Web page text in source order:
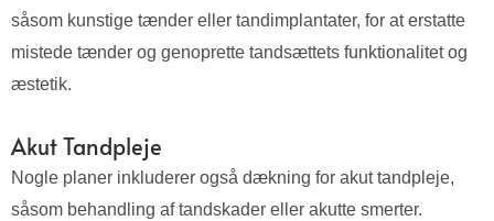
såsom kunstige tænder eller tandimplantater, for at erstatte
mistede tænder og genoprette tandsættets funktionalitet og
æstetik.
Akut Tandpleje
Nogle planer inkluderer også dækning for akut tandpleje,
såsom behandling af tandskader eller akutte smerter.